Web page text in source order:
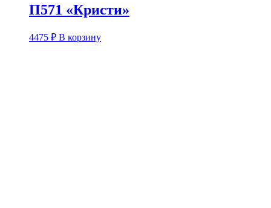
П571 «Кристи»
4475 ₽ В корзину